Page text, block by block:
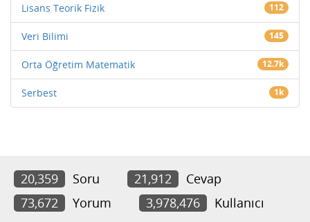
Lisans Teorik Fizik 112
Veri Bilimi 145
Orta Öğretim Matematik 12.7k
Serbest 1k
20,359 Soru 21,912
Cevap
73,672
Yorum 3,978,476 Kullanıcı